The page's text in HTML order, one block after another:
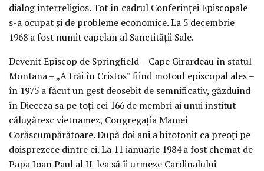
dialog interreligios. Tot în cadrul Conferinței Episcopale
s-a ocupat și de probleme economice. La 5 decembrie
1968 a fost numit capelan al Sanctității Sale.
Devenit Episcop de Springfield – Cape Girardeau în statul
Montana – „A trăi în Cristos” fiind motoul episcopal ales –
în 1975 a făcut un gest deosebit de semnificativ, găzduind
în Dieceza sa pe toți cei 166 de membri ai unui institut
călugăresc vietnamez, Congregația Mamei
Corăscumpărătoare. După doi ani a hirotonit ca preoți pe
doisprezece dintre ei. La 11 ianuarie 1984 a fost chemat de
Papa Ioan Paul al II-lea să îi urmeze Cardinalului